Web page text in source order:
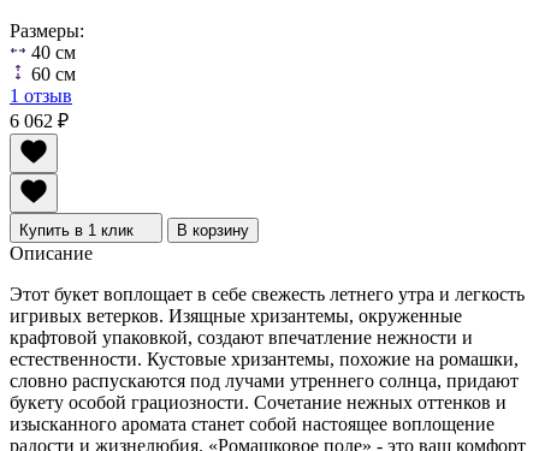
Размеры:
40 см
60 см
1 отзыв
6 062 ₽
Купить в 1 клик В корзину
Описание
Этот букет воплощает в себе свежесть летнего утра и легкость
игривых ветерков. Изящные хризантемы, окруженные
крафтовой упаковкой, создают впечатление нежности и
естественности. Кустовые хризантемы, похожие на ромашки,
словно распускаются под лучами утреннего солнца, придают
букету особой грациозности. Сочетание нежных оттенков и
изысканного аромата станет собой настоящее воплощение
радости и жизнелюбия. «Ромашковое поле» - это ваш комфорт